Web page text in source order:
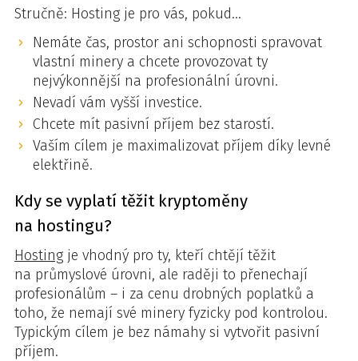
Stručně: Hosting je pro vás, pokud…
Nemáte čas, prostor ani schopnosti spravovat
vlastní minery a chcete provozovat ty
nejvýkonnější na profesionální úrovni.
Nevadí vám vyšší investice.
Chcete mít pasivní příjem bez starostí.
Vaším cílem je maximalizovat příjem díky levné
elektřině.
Kdy se vyplatí těžit kryptoměny
na hostingu?
Hosting je vhodný pro ty, kteří chtějí těžit
na průmyslové úrovni, ale raději to přenechají
profesionálům – i za cenu drobných poplatků a
toho, že nemají své minery fyzicky pod kontrolou.
Typickým cílem je bez námahy si vytvořit pasivní
příjem.